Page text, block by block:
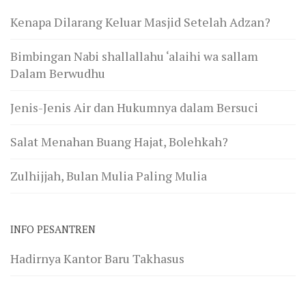
Kenapa Dilarang Keluar Masjid Setelah Adzan?
Bimbingan Nabi shallallahu ‘alaihi wa sallam
Dalam Berwudhu
Jenis-Jenis Air dan Hukumnya dalam Bersuci
Salat Menahan Buang Hajat, Bolehkah?
Zulhijjah, Bulan Mulia Paling Mulia
INFO PESANTREN
Hadirnya Kantor Baru Takhasus